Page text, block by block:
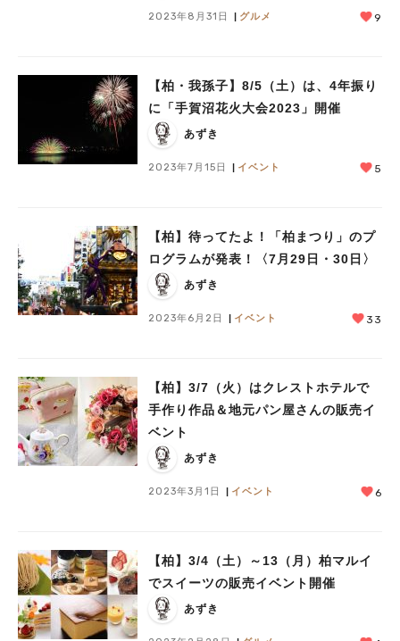
2023年8月31日 グルメ 9
【柏・我孫子】8/5（土）は、4年振り
に「手賀沼花火大会2023」開催
あずき
2023年7月15日 イベント 5
【柏】待ってたよ！「柏まつり」のプ
ログラムが発表！〈7月29日・30日〉
あずき
2023年6月2日 イベント 33
【柏】3/7（火）はクレストホテルで
手作り作品＆地元パン屋さんの販売イ
ベント
あずき
2023年3月1日 イベント 6
【柏】3/4（土）～13（月）柏マルイ
でスイーツの販売イベント開催
あずき